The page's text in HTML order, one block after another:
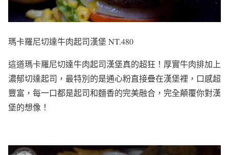
瑪卡羅尼切達牛肉起司漢堡 NT.480
這道瑪卡羅尼切達牛肉起司漢堡真的超狂！厚實牛肉排加上
濃郁切達起司，最特別的是通心粉直接疊在漢堡裡，口感超
豐富，每一口都是起司和麵香的完美融合，完全顛覆你對漢
堡的想像！